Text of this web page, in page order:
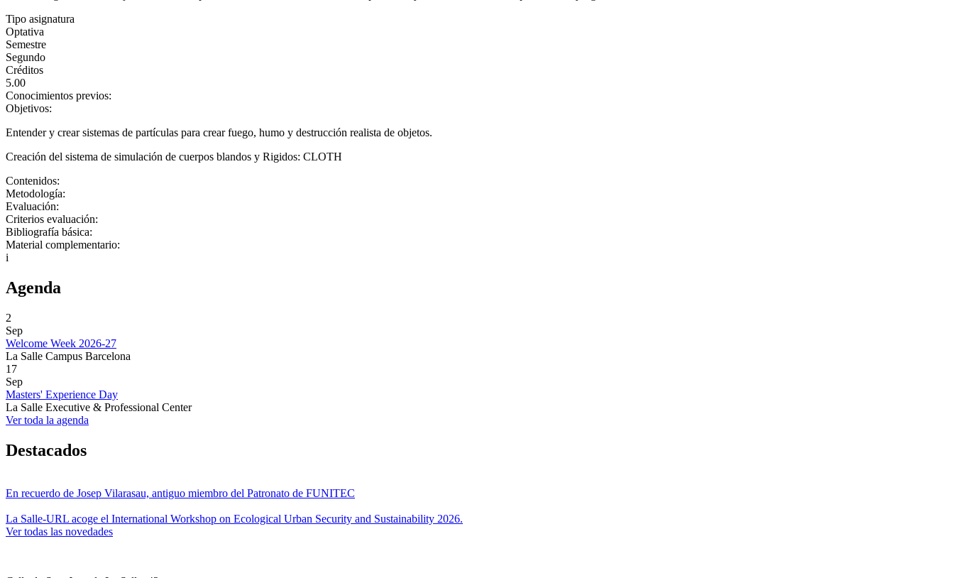
Tipo asignatura
Optativa
Semestre
Segundo
Créditos
5.00
Conocimientos previos:
Objetivos:
Entender y crear sistemas de partículas para crear fuego, humo y destrucción realista de objetos.
Creación del sistema de simulación de cuerpos blandos y Rigidos: CLOTH
Contenidos:
Metodología:
Evaluación:
Criterios evaluación:
Bibliografía básica:
Material complementario:
i
Agenda
2
Sep
Welcome Week 2026-27
La Salle Campus Barcelona
17
Sep
Masters' Experience Day
La Salle Executive & Professional Center
Ver toda la agenda
Destacados
En recuerdo de Josep Vilarasau, antiguo miembro del Patronato de FUNITEC
La Salle-URL acoge el International Workshop on Ecological Urban Security and Sustainability 2026.
Ver todas las novedades